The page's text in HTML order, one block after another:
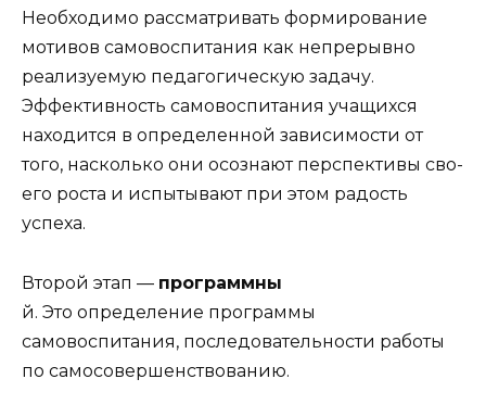
Необходимо рассмат­ривать формирование
мотивов самовоспитания как непре­рывно
реализуемую педагогическую задачу.
Эффективность самовоспитания учащихся
находится в определенной зави­симости от
того, насколько они осознают перспективы сво­
его роста и испытывают при этом радость
успеха.
Второй этап — программны
й. Это определение програм­мы
самовоспитания, последовательности работы
по самосо­вершенствованию.